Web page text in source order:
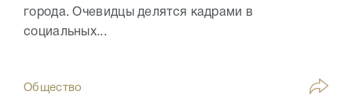
города. Очевидцы делятся кадрами в
социальных...
Общество